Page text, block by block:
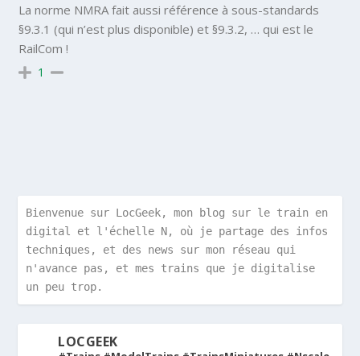
La norme NMRA fait aussi référence à sous-standards
§9.3.1 (qui n’est plus disponible) et §9.3.2, … qui est le
RailCom !
1
Bienvenue sur LocGeek, mon blog sur le train en
digital et l'échelle N, où je partage des infos
techniques, et des news sur mon réseau qui
n'avance pas, et mes trains que je digitalise
un peu trop.
LOCGEEK